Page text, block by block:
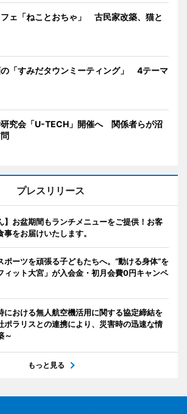
ェ「ねことおちゃ」 古民家改築、猫と
「すみだタウンミーティング」 4テーマ
究会「U-TECH」開催へ 関係者らが沼
プレスリリース
】お盆期間もランチメニューをご提供！お客
をお届けいたします。
ポーツを頑張る子どもたちへ。“動ける身体”を
ィット大宮」が入会金・初月会費0円キャンペ
における無人航空機活用に関する協定締結を
ラリスとの連携により、災害時の迅速な情
～
もっと見る